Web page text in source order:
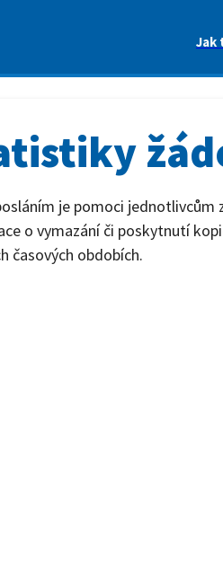
Jak
je pomoci
o vymazání či poskytnutí
časových obdobích.